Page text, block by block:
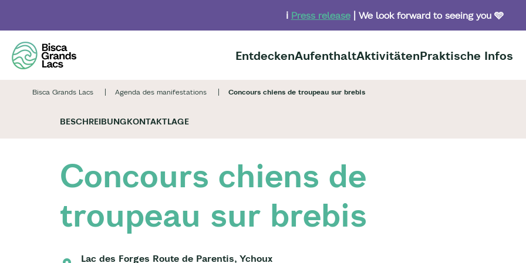
main
content
ℹ️ Press release| We look forward to seeing you 🩵
EntdeckenAufenthaltAktivitätenPraktische Infos
Bisca Grands Lacs Agenda des manifestations Concours chiens de troupeau sur brebis
BESCHREIBUNGKONTAKTLAGE
Concours chiens de
troupeau sur brebis
Lac des Forges Route de Parentis, Ychoux